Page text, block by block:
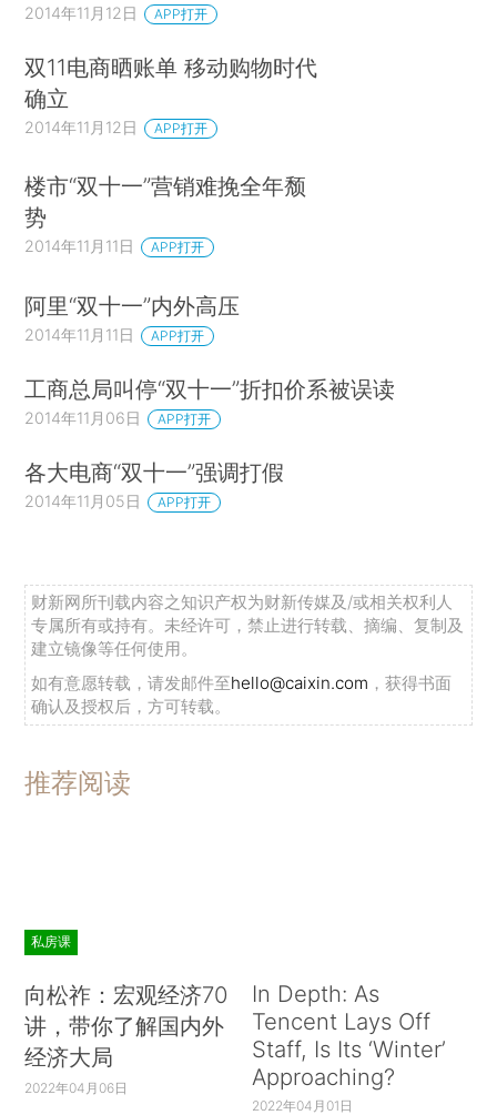
2014年11月12日 APP打开
双11电商晒账单 移动购物时代
确立
2014年11月12日 APP打开
楼市“双十一”营销难挽全年颓
势
2014年11月11日 APP打开
阿里“双十一”内外高压
2014年11月11日 APP打开
工商总局叫停“双十一”折扣价系被误读
2014年11月06日 APP打开
各大电商“双十一”强调打假
2014年11月05日 APP打开
财新网所刊载内容之知识产权为财新传媒及/或相关权利人
专属所有或持有。未经许可，禁止进行转载、摘编、复制及
建立镜像等任何使用。
如有意愿转载，请发邮件至hello@caixin.com ，获得书面
确认及授权后，方可转载。
推荐阅读
私房课
向松祚：宏观经济70
讲，带你了解国内外
经济大局
2022年04月06日
In Depth: As
Tencent Lays Off
Staff, Is Its ‘Winter’
Approaching?
2022年04月01日